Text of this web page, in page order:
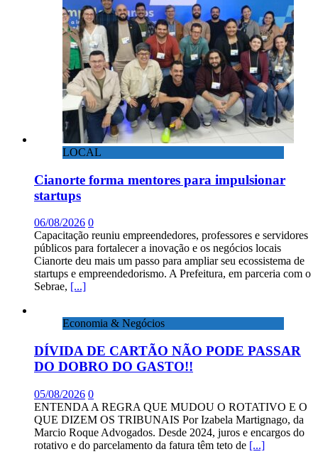
LOCAL
Cianorte forma mentores para impulsionar
startups
06/08/2026 0
Capacitação reuniu empreendedores, professores e servidores
públicos para fortalecer a inovação e os negócios locais
Cianorte deu mais um passo para ampliar seu ecossistema de
startups e empreendedorismo. A Prefeitura, em parceria com o
Sebrae, [...]
Economia & Negócios
DÍVIDA DE CARTÃO NÃO PODE PASSAR
DO DOBRO DO GASTO!!
05/08/2026 0
ENTENDA A REGRA QUE MUDOU O ROTATIVO E O
QUE DIZEM OS TRIBUNAIS Por Izabela Martignago, da
Marcio Roque Advogados. Desde 2024, juros e encargos do
rotativo e do parcelamento da fatura têm teto de [...]